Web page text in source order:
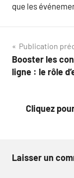
que les
de
Publication
Booster les
ligne : le rôle
Cliquez
Laisser un